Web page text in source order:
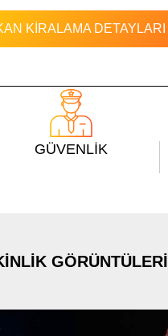
KİRALAMA DETAYLARI
GÜVENLİK
GÖRÜNTÜLERİ